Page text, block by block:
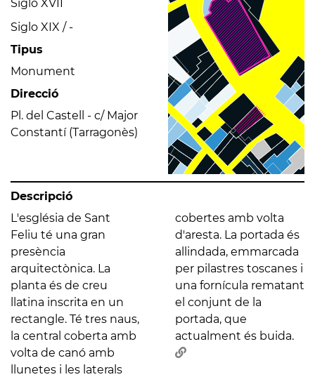
Siglo XVII
Siglo XIX / -
Tipus
Monument
Direcció
Pl. del Castell - c/ Major
Constantí (Tarragonès)
Descripció
L'església de Sant
Feliu té una gran
presència
arquitectònica. La
planta és de creu
llatina inscrita en un
rectangle. Té tres naus,
la central coberta amb
volta de canó amb
llunetes i les laterals
cobertes amb volta
d'aresta. La portada és
allindada, emmarcada
per pilastres toscanes i
una fornícula rematant
el conjunt de la
portada, que
actualment és buida.